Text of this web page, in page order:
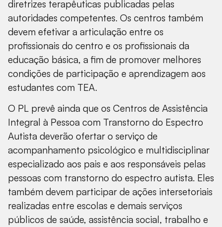
diretrizes terapêuticas publicadas pelas
autoridades competentes. Os centros também
devem efetivar a articulação entre os
profissionais do centro e os profissionais da
educação básica, a fim de promover melhores
condições de participação e aprendizagem aos
estudantes com TEA.
O PL prevê ainda que os Centros de Assistência
Integral à Pessoa com Transtorno do Espectro
Autista deverão ofertar o serviço de
acompanhamento psicológico e multidisciplinar
especializado aos pais e aos responsáveis pelas
pessoas com transtorno do espectro autista. Eles
também devem participar de ações intersetoriais
realizadas entre escolas e demais serviços
públicos de saúde, assistência social, trabalho e